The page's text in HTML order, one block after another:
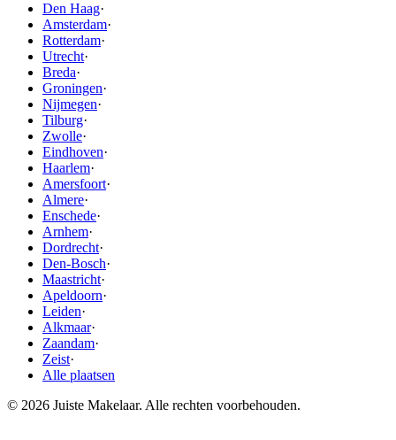
Den Haag·
Amsterdam·
Rotterdam·
Utrecht·
Breda·
Groningen·
Nijmegen·
Tilburg·
Zwolle·
Eindhoven·
Haarlem·
Amersfoort·
Almere·
Enschede·
Arnhem·
Dordrecht·
Den-Bosch·
Maastricht·
Apeldoorn·
Leiden·
Alkmaar·
Zaandam·
Zeist·
Alle plaatsen
© 2026 Juiste Makelaar. Alle rechten voorbehouden.